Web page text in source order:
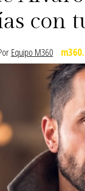
con
Equipo M360